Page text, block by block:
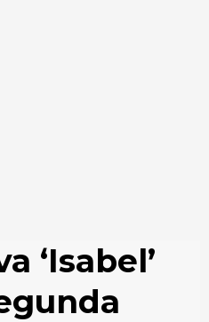
‘Isabel’